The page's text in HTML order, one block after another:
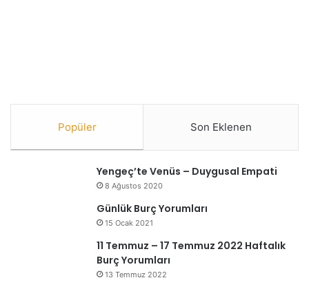
Popüler Son Eklenen
Yengeç’te Venüs – Duygusal Empati
8 Ağustos 2020
Günlük Burç Yorumları
15 Ocak 2021
11 Temmuz – 17 Temmuz 2022 Haftalık
Burç Yorumları
13 Temmuz 2022